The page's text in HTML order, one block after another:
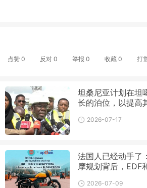
点赞 0 反对 0 举报 0 收藏 0 打
坦桑尼亚计划在坦
长的泊位，以提高
2026-07-17
法国人已经动手了
摩规划背后，EDF
2026-07-09